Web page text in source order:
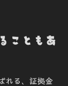
こともあ
れる、証拠金